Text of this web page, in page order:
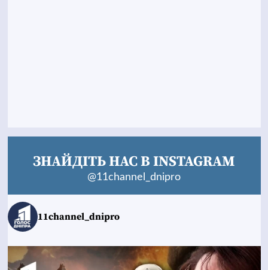
ЗНАЙДІТЬ НАС В INSTAGRAM
@11channel_dnipro
11channel_dnipro